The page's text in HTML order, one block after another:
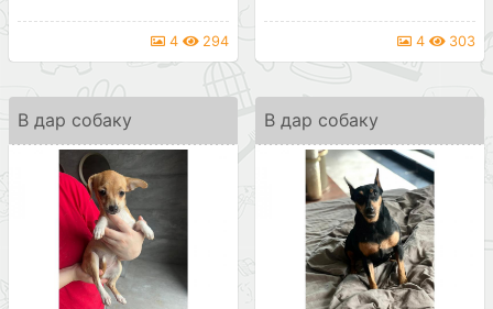
4 294 4 303
В дар собаку В дар собаку